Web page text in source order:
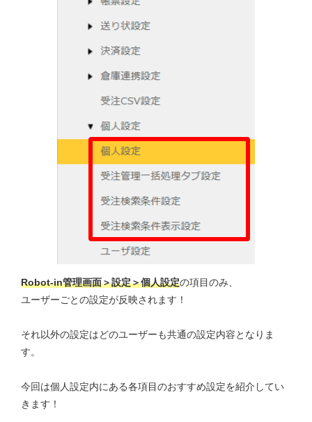
Robot-in管理画面＞設定＞個人設定の項目のみ、
ユーザーごとの設定が反映されます！
それ以外の設定はどのユーザーも共通の設定内容となりま
す。
今回は個人設定内にある各項目のおすすめ設定を紹介してい
きます！